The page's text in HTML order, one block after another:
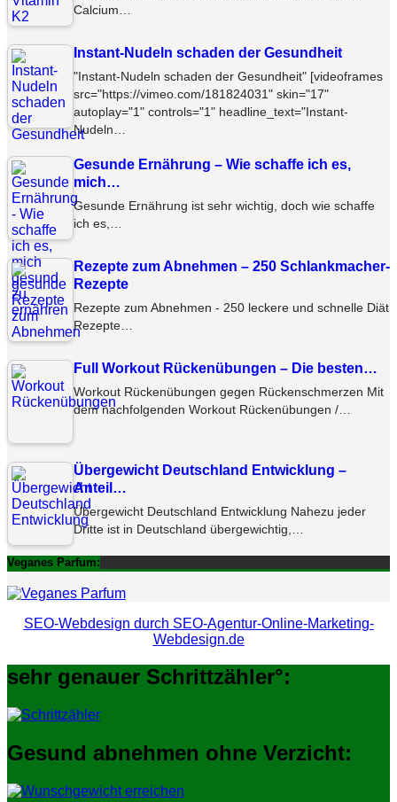
Calcium…
Instant-Nudeln schaden der Gesundheit
"Instant-Nudeln schaden der Gesundheit" [videoframes
src="https://vimeo.com/181824031" skin="17"
autoplay="1" controls="1" headline_text="Instant-
Nudeln…
Gesunde Ernährung – Wie schaffe ich es,
mich…
Gesunde Ernährung ist sehr wichtig, doch wie schaffe
ich es,…
Rezepte zum Abnehmen – 250 Schlankmacher-
Rezepte
Rezepte zum Abnehmen - 250 leckere und schnelle Diät
Rezepte…
Full Workout Rückenübungen – Die besten…
Workout Rückenübungen gegen Rückenschmerzen Mit
dem nachfolgenden Workout Rückenübungen /…
Übergewicht Deutschland Entwicklung –
Anteil…
Übergewicht Deutschland Entwicklung Nahezu jeder
Dritte ist in Deutschland übergewichtig,…
Veganes Parfum:
SEO-Webdesign durch SEO-Agentur-Online-Marketing-
Webdesign.de
sehr genauer Schrittzähler°:
Gesund abnehmen ohne Verzicht: